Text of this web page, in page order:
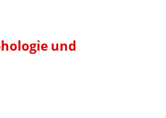
und